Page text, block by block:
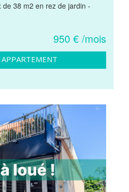
38 m2 en rez de jardin -
950 € /mois